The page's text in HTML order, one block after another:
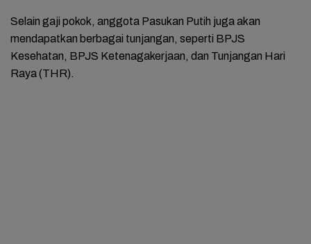
Selain gaji pokok, anggota Pasukan Putih juga akan
mendapatkan berbagai tunjangan, seperti BPJS
Kesehatan, BPJS Ketenagakerjaan, dan Tunjangan Hari
Raya (THR).